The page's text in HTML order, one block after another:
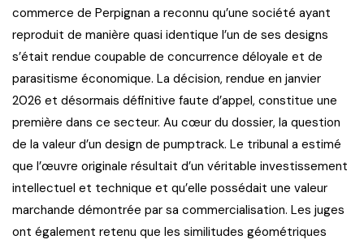
commerce de Perpignan a reconnu qu’une société ayant
reproduit de manière quasi identique l’un de ses designs
s’était rendue coupable de concurrence déloyale et de
parasitisme économique. La décision, rendue en janvier
2026 et désormais définitive faute d’appel, constitue une
première dans ce secteur. Au cœur du dossier, la question
de la valeur d’un design de pumptrack. Le tribunal a estimé
que l’œuvre originale résultait d’un véritable investissement
intellectuel et technique et qu’elle possédait une valeur
marchande démontrée par sa commercialisation. Les juges
ont également retenu que les similitudes géométriques